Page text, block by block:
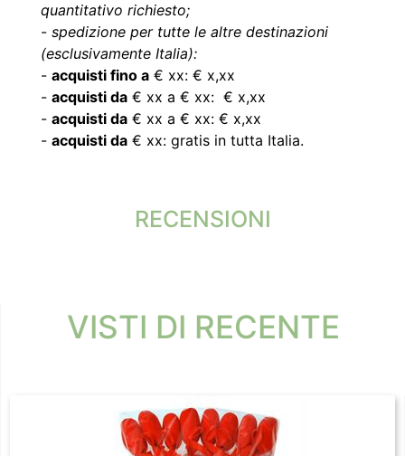
quantitativo richiesto;
- spedizione per tutte le altre destinazioni
(esclusivamente Italia):
- acquisti fino a € xx: € x,xx
- acquisti da € xx a € xx: € x,xx
- acquisti da € xx a € xx: € x,xx
- acquisti da € xx: gratis in tutta Italia.
RECENSIONI
VISTI DI RECENTE